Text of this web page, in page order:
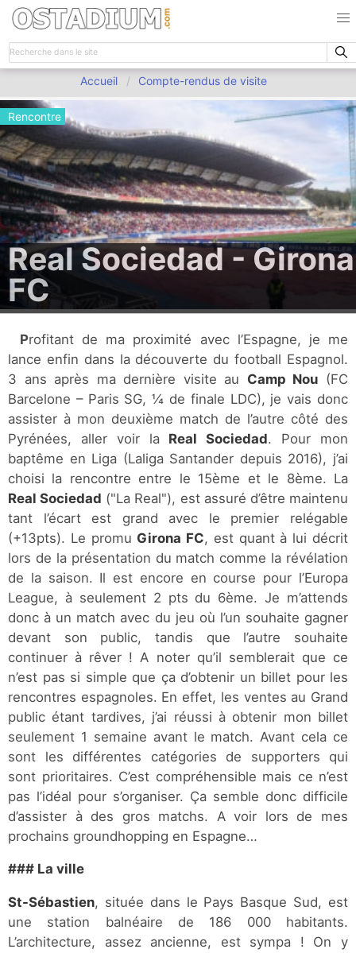
Accueil Compte-rendus de visite
Rencontre
Real Sociedad - Girona
FC
Profitant de ma proximité avec l’Espagne, je me
lance enfin dans la découverte du football Espagnol.
3 ans après ma dernière visite au Camp Nou (FC
Barcelone – Paris SG, ¼ de finale LDC), je vais donc
assister à mon deuxième match de l’autre côté des
Pyrénées, aller voir la Real Sociedad. Pour mon
baptême en Liga (Laliga Santander depuis 2016), j’ai
choisi la rencontre entre le 15ème et le 8ème. La
Real Sociedad ("La Real"), est assuré d’être maintenu
tant l’écart est grand avec le premier relégable
(+13pts). Le promu Girona FC, est quant à lui décrit
lors de la présentation du match comme la révélation
de la saison. Il est encore en course pour l’Europa
League, à seulement 2 pts du 6ème. Je m’attends
donc à un match avec du jeu où l’un souhaite gagner
devant son public, tandis que l’autre souhaite
continuer à rêver ! A noter qu’il semblerait que ce
n’est pas si simple que ça d’obtenir un billet pour les
rencontres espagnoles. En effet, les ventes au Grand
public étant tardives, j’ai réussi à obtenir mon billet
seulement 1 semaine avant le match. Avant cela ce
sont les différentes catégories de supporters qui
sont prioritaires. C’est compréhensible mais ce n’est
pas l’idéal pour s’organiser. Ça semble donc difficile
d’assister à des gros matchs. A voir lors de mes
prochains groundhopping en Espagne…
### La ville
St-Sébastien, située dans le Pays Basque Sud, est
une station balnéaire de 186 000 habitants.
L’architecture, assez ancienne, est sympa ! On y